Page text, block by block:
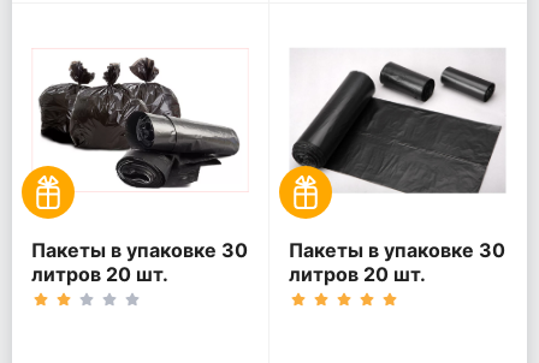
Пакеты в упаковке 30
литров 20 шт.
(20шт*5рул)
Пакеты в упаковке 30
литров 20 шт.
(20шт*3рул)